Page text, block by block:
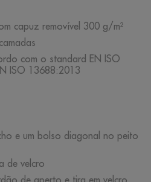
capuz removível 300 g/m²
com o standard EN ISO
ISO 13688:2013
e um bolso diagonal no peito
de velcro
de aperto e tira em velcro